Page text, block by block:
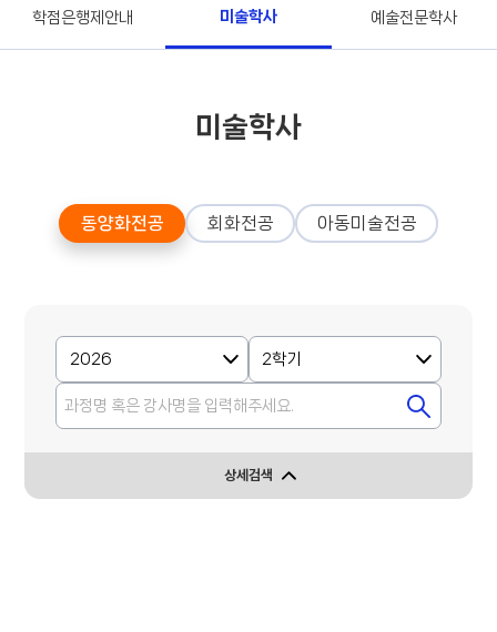
학점은행제안내 미술학사 예술전문학사
미술학사
동양화전공 회화전공 아동미술전공
상세검색